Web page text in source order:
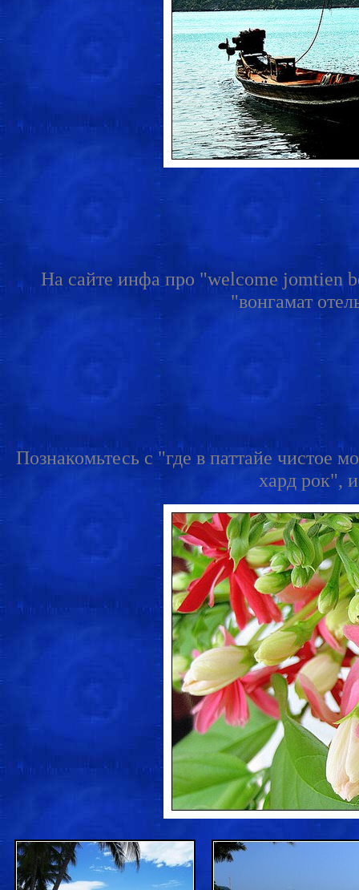
На сайте инфа про "welcome jomtien
"вонгамат
Познакомьтесь с "где в паттайе чистое
хард рок",